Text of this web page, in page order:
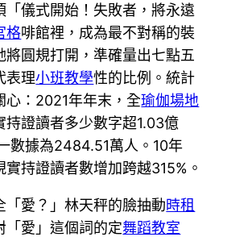
「儀式開始！失敗者，將永遠
格啡館裡，成為最不對稱的裝
將圓規打開，準確量出七點五
表理小班教學性的比例。統計
心：2021年年末，全瑜伽場地
持證讀者多少數字超1.03億
數據為2484.51萬人。10年
實持證讀者數增加跨越315%。
「愛？」林天秤的臉抽動時租
「愛」這個詞的定舞蹈教室